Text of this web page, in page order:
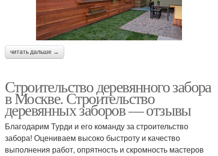
читать дальше →
Строительство деревянного забора
в Москве. Строительство
деревянных заборов — отзывы
Благодарим Турди и его команду за строительство
забора! Оцениваем высоко быстроту и качество
выполнения работ, опрятность и скромность мастеров